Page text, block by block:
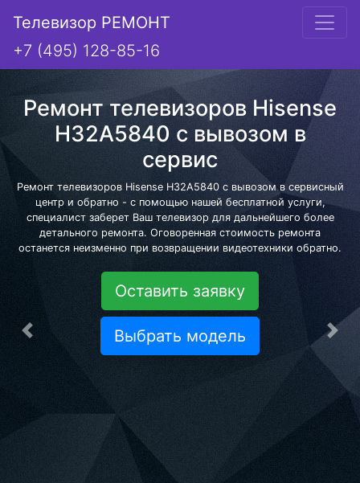
Телевизор РЕМОНТ
+7 (495) 128-85-16
Ремонт телевизоров Hisense
H32A5840 с вывозом в
сервис
Ремонт телевизоров Hisense H32A5840 с вывозом в сервисный
центр и обратно - с помощью нашей бесплатной услуги,
специалист заберет Ваш телевизор для дальнейшего более
детального ремонта. Оговоренная стоимость ремонта
останется неизменно при возвращении видеотехники обратно.
Оставить заявку
Выбрать модель
Предыдущая